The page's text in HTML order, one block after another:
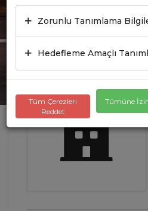
Zorunlu Tanımlama
Hedefleme Amaçlı
Tüm Çerezleri
Reddet
Tümüne